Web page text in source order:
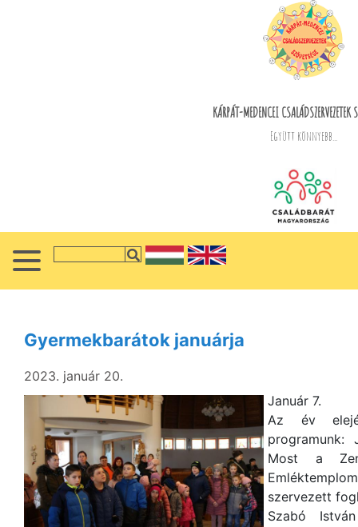
KÁRPÁT-MEDENCEI CSALÁDSZERVEZETEK
Együtt könnyebb...
Gyermekbarátok januárja
2023. január 20.
Január 7.
Az év
programunk:
Most a
szervezett
Szabó